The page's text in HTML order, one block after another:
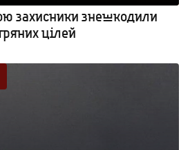
захисники знешкодили
цілей